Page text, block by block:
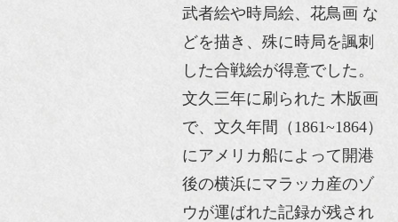
武者絵や時局絵、花鳥画 な
どを描き、殊に時局を諷刺
した合戦絵が得意でした。
文久三年に刷られた 木版画
で、文久年間（1861~1864）
にアメリカ船によって開港
後の横浜にマラッカ産のゾ
ウが運ばれた記録が残され